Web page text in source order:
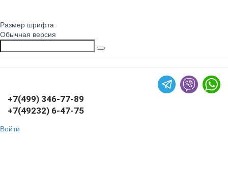
Размер шрифта
Обычная версия
+7(499) 346-77-89
+7(49232) 6-47-75
Войти